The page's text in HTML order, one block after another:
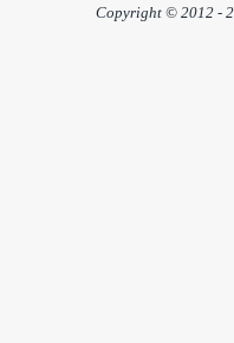
Copyright © 2012 -